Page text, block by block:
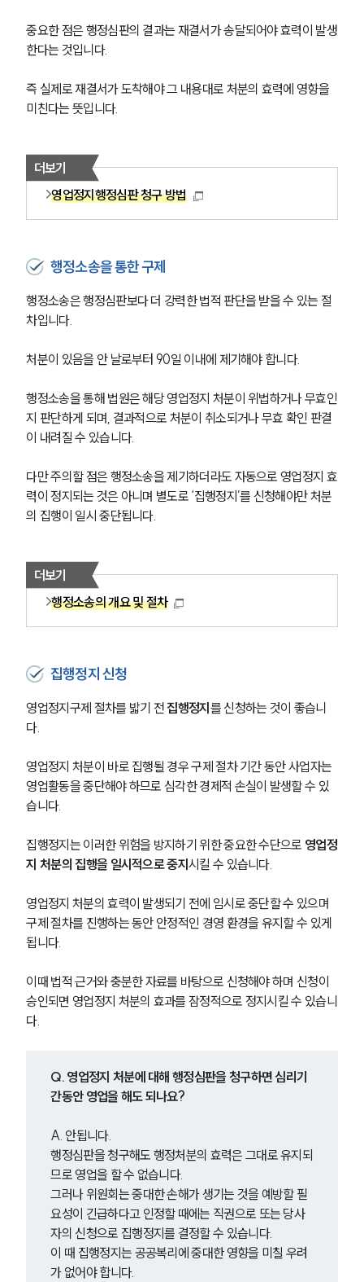
행정전문변호사
소식/자료
법률서식
뉴스레터/브로슈어
세미나
대륜법률상담예약
대륜법률상담예약
중요한 점은 행정심판의 결과는 재결서가 송달되어야 효력이 발생
한다는 것입니다.
즉 실제로 재결서가 도착해야 그 내용대로 처분의 효력에 영향을
미친다는 뜻입니다.
더보기
영업정지행정심판 청구 방법
행정소송을 통한 구제
행정소송은 행정심판보다 더 강력한 법적 판단을 받을 수 있는 절
차입니다.
처분이 있음을 안 날로부터 90일 이내에 제기해야 합니다.
행정소송을 통해 법원은 해당 영업정지 처분이 위법하거나 무효인
지 판단하게 되며, 결과적으로 처분이 취소되거나 무효 확인 판결
이 내려질 수 있습니다.
다만 주의할 점은 행정소송을 제기하더라도 자동으로 영업정지 효
력이 정지되는 것은 아니며 별도로 ‘집행정지’를 신청해야만 처분
의 집행이 일시 중단됩니다.
더보기
행정소송의 개요 및 절차
집행정지 신청
영업정지구제 절차를 밟기 전 집행정지를 신청하는 것이 좋습니
다.
영업정지 처분이 바로 집행될 경우 구제 절차 기간 동안 사업자는
영업활동을 중단해야 하므로 심각한 경제적 손실이 발생할 수 있
습니다.
집행정지는 이러한 위험을 방지하기 위한 중요한 수단으로 영업정
지 처분의 집행을 일시적으로 중지시킬 수 있습니다.
영업정지 처분의 효력이 발생되기 전에 임시로 중단할 수 있으며
구제 절차를 진행하는 동안 안정적인 경영 환경을 유지할 수 있게
됩니다.
이때 법적 근거와 충분한 자료를 바탕으로 신청해야 하며 신청이
승인되면 영업정지 처분의 효과를 잠정적으로 정지시킬 수 있습니
다.
Q. 영업정지 처분에 대해 행정심판을 청구하면 심리기
간동안 영업을 해도 되나요?
A. 안됩니다.
행정심판을 청구해도 행정처분의 효력은 그대로 유지되
므로 영업을 할 수 없습니다.
그러나 위원회는 중대한 손해가 생기는 것을 예방할 필
요성이 긴급하다고 인정할 때에는 직권으로 또는 당사
자의 신청으로 집행정지를 결정할 수 있습니다.
이 때 집행정지는 공공복리에 중대한 영향을 미칠 우려
가 없어야 합니다.